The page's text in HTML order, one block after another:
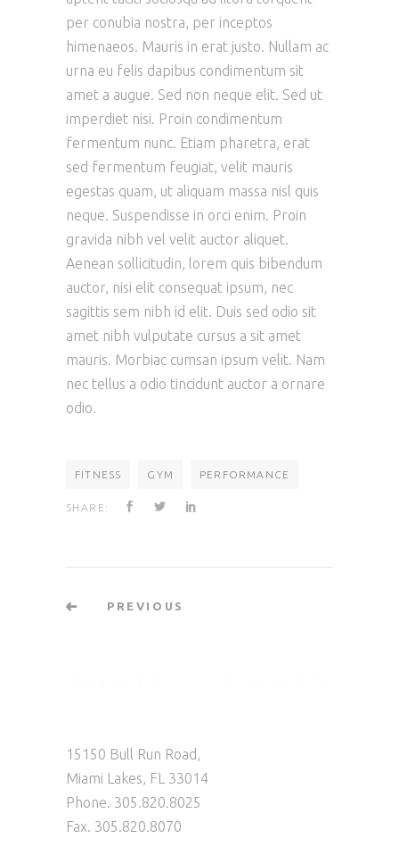
per conubia nostra, per inceptos
himenaeos. Mauris in erat justo. Nullam ac
urna eu felis dapibus condimentum sit
amet a augue. Sed non neque elit. Sed ut
imperdiet nisi. Proin condimentum
fermentum nunc. Etiam pharetra, erat
sed fermentum feugiat, velit mauris
egestas quam, ut aliquam massa nisl quis
neque. Suspendisse in orci enim. Proin
gravida nibh vel velit auctor aliquet.
Aenean sollicitudin, lorem quis bibendum
auctor, nisi elit consequat ipsum, nec
sagittis sem nibh id elit. Duis sed odio sit
amet nibh vulputate cursus a sit amet
mauris. Morbiac cumsan ipsum velit. Nam
nec tellus a odio tincidunt auctor a ornare
odio.
FITNESS GYM PERFORMANCE
SHARE:
PREVIOUS
15150 Bull Run Road,
Miami Lakes, FL 33014
Phone. 305.820.8025
Fax. 305.820.8070